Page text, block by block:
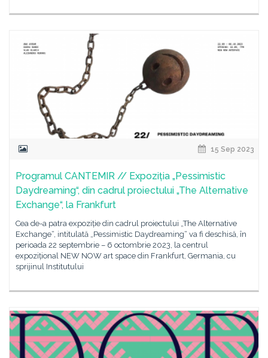
15 Sep 2023
Programul CANTEMIR // Expoziția „Pessimistic
Daydreaming“, din cadrul proiectului „The Alternative
Exchange“, la Frankfurt
Cea de-a patra expoziție din cadrul proiectului „The Alternative
Exchange“, intitulată „Pessimistic Daydreaming“ va fi deschisă, în
perioada 22 septembrie – 6 octombrie 2023, la centrul
expozițional NEW NOW art space din Frankfurt, Germania, cu
sprijinul Institutului